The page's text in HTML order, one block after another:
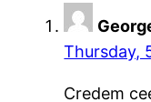
Thursday,
Credem